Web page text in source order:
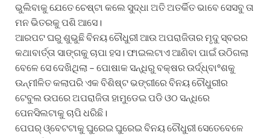
ଭୁଲିବାକୁ ଯେତେ ଚେଷ୍ଟା କଲେ ସୁଦ୍ଧା ଅତି ଅତର୍କିତ ଭାବେ ସେସବୁ ତା
ମନ ଭିତରକୁ ପଶି ଆସେ।
ଆରପଟ ଘରୁ ଶୁଭୁଛି ବିନୟ ଚୌଧୁରୀ ଆଉ ଅପରାଜିତାର ମୃଦୁ ସ୍ବରର
କଥାବାର୍ତ୍ତା ସାଙ୍ଗକୁ ଚାପା ହସ। ଫାଇଲଟାଏ ଆଣିବା ପାଇଁ ଉଠିଗଲା
ବେଳେ ସେ ଦେଖିଥିଲା – ପୋଷାକ ସନ୍ଧିରୁ ବକ୍ଷର ଉର୍ଦ୍ଧ୍ବା°ଶକୁ
ଉନ୍ମୀଳିତ କଲାପରି ଏକ ବିଶିଷ୍ଟ ଭଙ୍ଗୀରେ ବିନୟ ଚୌଧୁରୀର
ଟେବୁଲ ଉପରେ ଅପରାଜିତା ହାମୁଡେଇ ପଡି ଓଠ ସନ୍ଧିରେ
ପେନସିଲଟାକୁ ଚାପି ଧରିଛି।
ପେପର୍ ଓ୍ବେଟଟାକୁ ଘୁରେଇ ଘୁରେଇ ବିନୟ ଚୌଧୁରୀ ସେତେବେଳେ